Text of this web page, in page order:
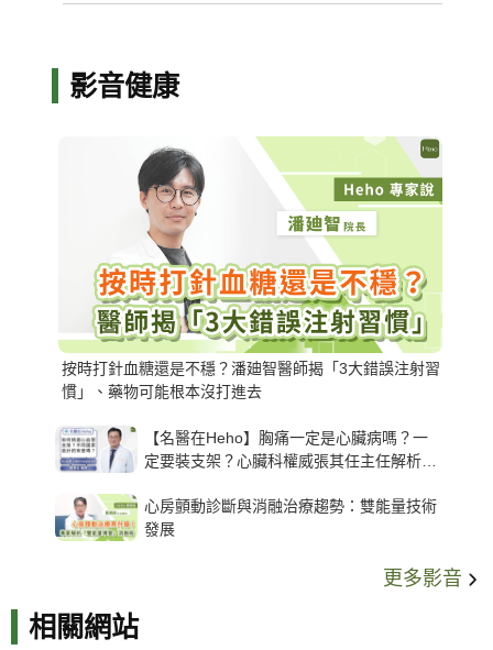
影音健康
按時打針血糖還是不穩？潘廸智醫師揭「3大錯誤注射習
慣」、藥物可能根本沒打進去
【名醫在Heho】胸痛一定是心臟病嗎？一
定要裝支架？心臟科權威張其任主任解析支
心房顫動診斷與消融治療趨勢：雙能量技術
發展
更多影音
相關網站